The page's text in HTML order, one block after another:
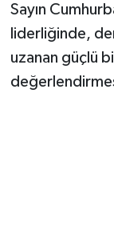
Sayın
liderliğinde,
uzanan güçlü